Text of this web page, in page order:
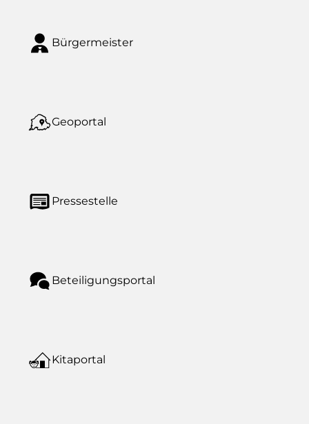
Bürgermeister
Geoportal
Pressestelle
Beteiligungsportal
Kitaportal